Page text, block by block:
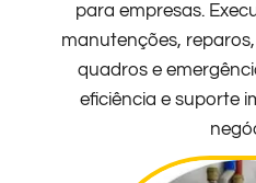
para empresas.
manutenções,
quadros e
eficiência e suporte